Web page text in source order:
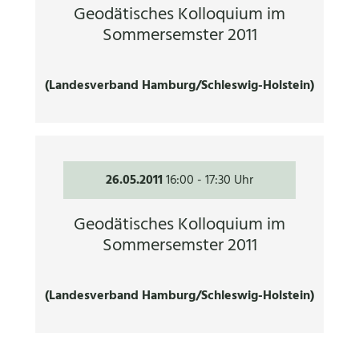
Geodätisches Kolloquium im
Sommersemster 2011
(Landesverband Hamburg/Schleswig-Holstein)
26.05.201116:00 -17:30 Uhr
Geodätisches Kolloquium im
Sommersemster 2011
(Landesverband Hamburg/Schleswig-Holstein)